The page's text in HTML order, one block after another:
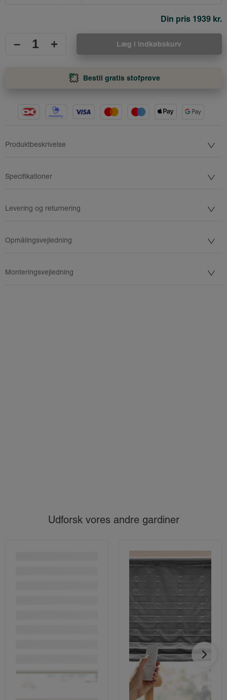
Din pris 1939 kr.
– + Læg i indkøbskurv
Bestil gratis stofprøve
Produktbeskrivelse
Specifikationer
Levering og returnering
Opmålingsvejledning
Monteringsvejledning
Udforsk vores andre gardiner